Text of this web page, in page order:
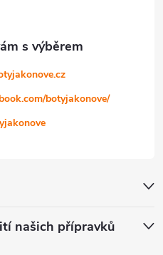
našich přípravků
botyjakonove/